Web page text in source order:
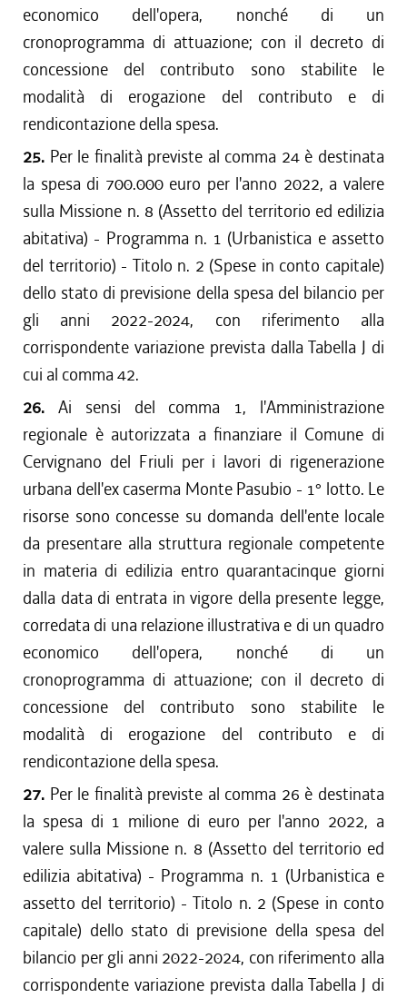
economico dell'opera, nonché di un
cronoprogramma di attuazione; con il decreto di
concessione del contributo sono stabilite le
modalità di erogazione del contributo e di
rendicontazione della spesa.
25. Per le finalità previste al comma 24 è destinata
la spesa di 700.000 euro per l'anno 2022, a valere
sulla Missione n. 8 (Assetto del territorio ed edilizia
abitativa) - Programma n. 1 (Urbanistica e assetto
del territorio) - Titolo n. 2 (Spese in conto capitale)
dello stato di previsione della spesa del bilancio per
gli anni 2022-2024, con riferimento alla
corrispondente variazione prevista dalla Tabella J di
cui al comma 42.
26. Ai sensi del comma 1, l'Amministrazione
regionale è autorizzata a finanziare il Comune di
Cervignano del Friuli per i lavori di rigenerazione
urbana dell'ex caserma Monte Pasubio - 1° lotto. Le
risorse sono concesse su domanda dell'ente locale
da presentare alla struttura regionale competente
in materia di edilizia entro quarantacinque giorni
dalla data di entrata in vigore della presente legge,
corredata di una relazione illustrativa e di un quadro
economico dell'opera, nonché di un
cronoprogramma di attuazione; con il decreto di
concessione del contributo sono stabilite le
modalità di erogazione del contributo e di
rendicontazione della spesa.
27. Per le finalità previste al comma 26 è destinata
la spesa di 1 milione di euro per l'anno 2022, a
valere sulla Missione n. 8 (Assetto del territorio ed
edilizia abitativa) - Programma n. 1 (Urbanistica e
assetto del territorio) - Titolo n. 2 (Spese in conto
capitale) dello stato di previsione della spesa del
bilancio per gli anni 2022-2024, con riferimento alla
corrispondente variazione prevista dalla Tabella J di